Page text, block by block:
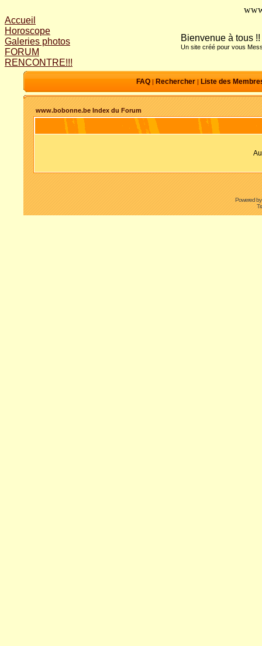
Accueil
Horoscope
Galeries photos
FORUM
RENCONTRE!!!
Bienvenue à tous !!
Un site créé pour vous
FAQ| Rechercher| Liste des
www.bobonne.be Index du Forum
Powered by